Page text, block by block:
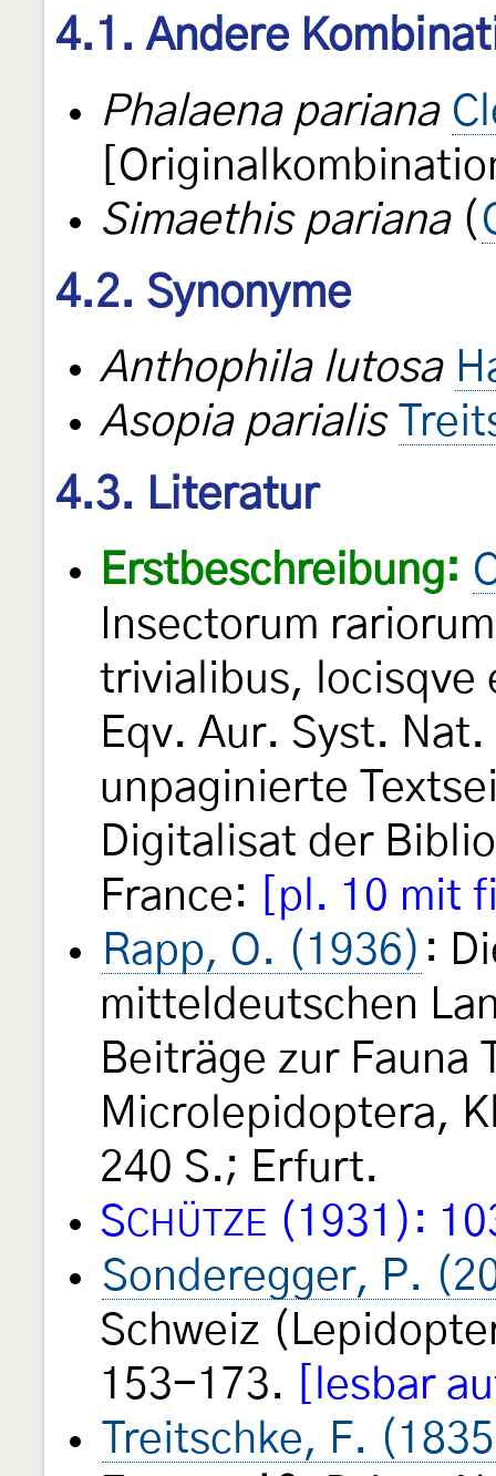
4.1. Andere
Phalaena pariana
Simaethis pariana(
4.2. Synonyme
Anthophila lutosa
Asopia parialis
4.3. Literatur
Erstbeschreibung:
Insectorum
trivialibus, locisqve
Eqv. Aur. Syst.
unpaginierte
Digitalisat der
France:
[pl. 10 mit
Rapp, O. (1936) :
mitteldeutschen
Beiträge zur Fauna
Microlepidoptera,
240 S.; Erfurt.
SCHÜTZE (1931):
Sonderegger, P.
Schweiz
153-173.
[lesbar
Treitschke, F.